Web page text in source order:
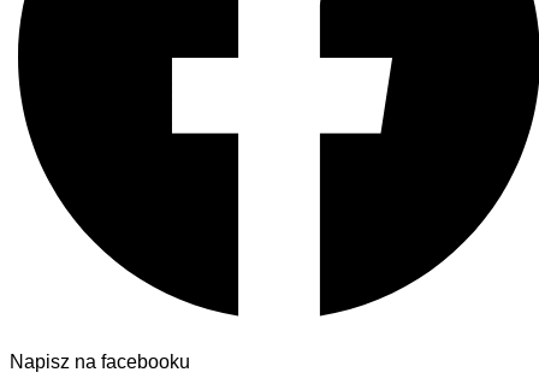
Napisz na facebooku